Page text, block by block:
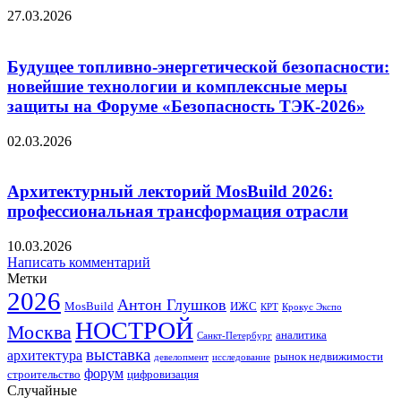
27.03.2026
Будущее топливно-энергетической безопасности:
новейшие технологии и комплексные меры
защиты на Форуме «Безопасность ТЭК-2026»
02.03.2026
Архитектурный лекторий MosBuild 2026:
профессиональная трансформация отрасли
10.03.2026
Написать комментарий
Метки
2026 MosBuild Антон Глушков ИЖС КРТ Крокус Экспо
МоскваНОСТРОЙ Санкт-Петербург аналитика
архитектура выставка девелопмент исследование рынок недвижимости
строительство форум цифровизация
Случайные